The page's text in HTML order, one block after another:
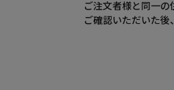
ご注文者様と同一
ご確認いただいた後